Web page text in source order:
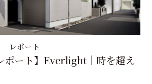
レポート
ポート】Everlight｜時を超え